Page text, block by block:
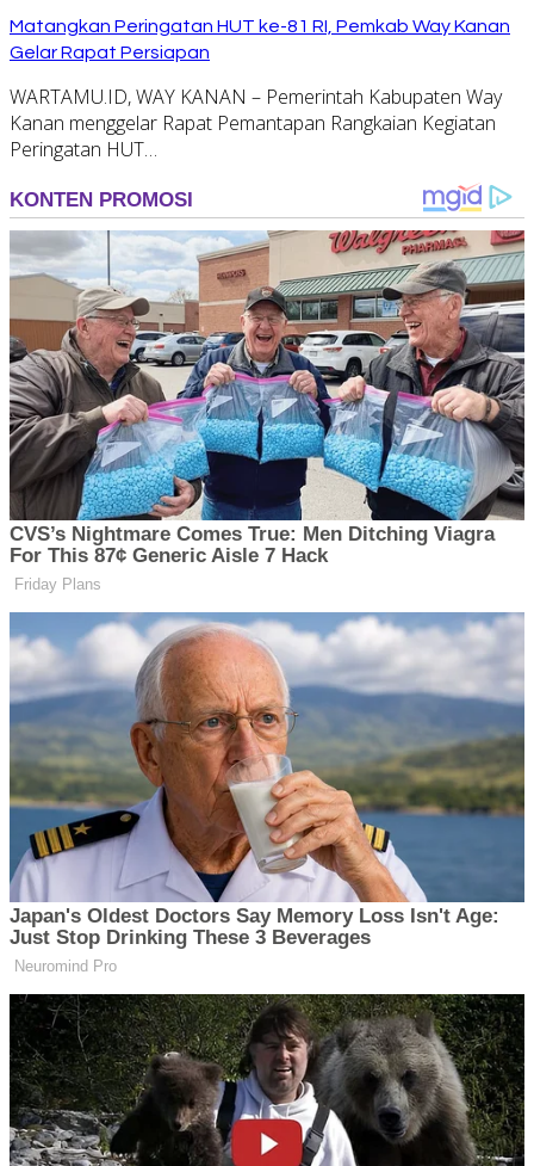
Matangkan Peringatan HUT ke-81 RI, Pemkab Way Kanan
Gelar Rapat Persiapan
WARTAMU.ID, WAY KANAN – Pemerintah Kabupaten Way
Kanan menggelar Rapat Pemantapan Rangkaian Kegiatan
Peringatan HUT…